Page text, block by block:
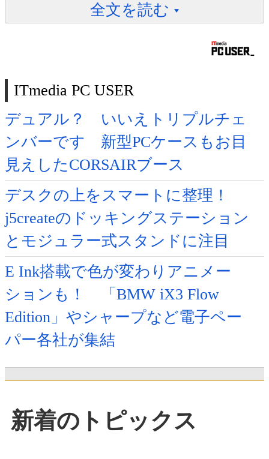
全文を読む
ITmedia PC USER
デュアル？ いいえトリプルチェ
ンバーです 新型PCケースもお目
見えしたCORSAIRブース
デスクの上をスマートに整理！
j5createのドッキングステーション
とモジュラー式スタンドに注目
E Ink搭載で色が変わりアニメー
ションも！ 「BMW iX3 Flow
Edition」やシャープなど電子ペー
パー各社が集結
新着のトピックス